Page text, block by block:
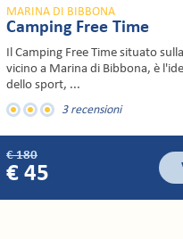
MARINA DI BIBBONA
Bolgheri Marina Resort
Il Bolgheri Marina Resort
lussureggiante della Riviera degli
accogliere ...
1 recensione
€ 1400
€ 650